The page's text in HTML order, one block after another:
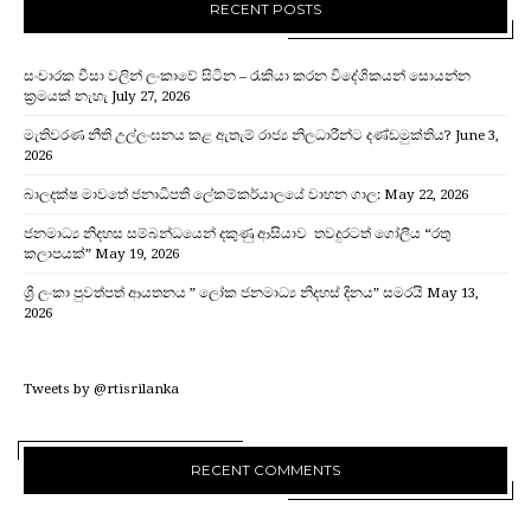
RECENT POSTS
සංචාරක වීසා වලින් ලංකාවේ සිටින – රැකියා කරන විදේශිකයන් සොයන්න
ක්‍රමයක් නැහැ July 27, 2026
මැතිවරණ නීති උල්ලංඝනය කළ ඇතැම් රාජ්‍ය නිලධාරීන්ට දණ්ඩමුක්තිය? June 3,
2026
බාලදක්ෂ මාවතේ ජනාධිපති ලේකම්කර්යාලයේ වාහන ගාල: May 22, 2026
ජනමාධ්‍ය නිදහස සම්බන්ධයෙන් දකුණු ආසියාව තවදුරටත් ගෝලීය “රතු
කලාපයක්” May 19, 2026
ශ්‍රී ලංකා පුවත්පත් ආයතනය ” ලෝක ජනමාධ්‍ය නිදහස් දිනය” සමරයි May 13,
2026
Tweets by @rtisrilanka
RECENT COMMENTS